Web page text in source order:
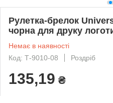
Рулетка-брелок
чорна для друку
Немає в наявності
Код: Т-9010-08
Роздріб
135,19 ₴